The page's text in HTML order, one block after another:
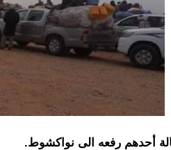
أحدهم رفعه الى نواكشوط.